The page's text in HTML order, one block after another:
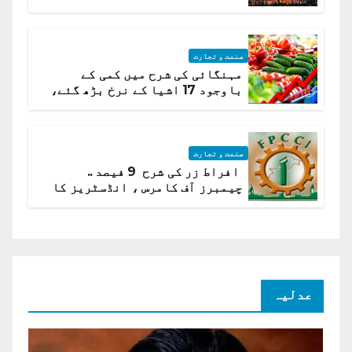
صنعت و تجارت
مہنگائی کی شرح میں کمی کے
باوجود 17 اشیا کے نرخ بڑھ گئے،
صنعت و تجارت
افراط زر کی شرح 9 فیصد ..
چیمبرز آف کامرس ، انڈسٹریز کا
عدلیہ